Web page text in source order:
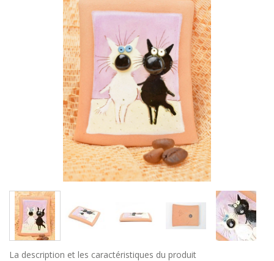
La description et les caractéristiques du produit